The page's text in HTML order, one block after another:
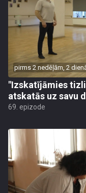
pirms 2 nedēļām, 2
"Izskatījāmies
atskatās uz savu
69. epizode